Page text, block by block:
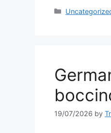
Categories
19/07/2026 by